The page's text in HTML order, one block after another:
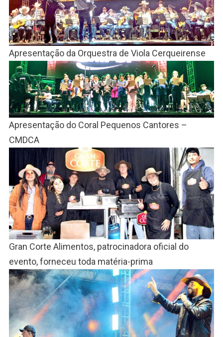
Apresentação da Orquestra de Viola Cerqueirense
Apresentação do Coral Pequenos Cantores –
CMDCA
Gran Corte Alimentos, patrocinadora oficial do
evento, forneceu toda matéria-prima